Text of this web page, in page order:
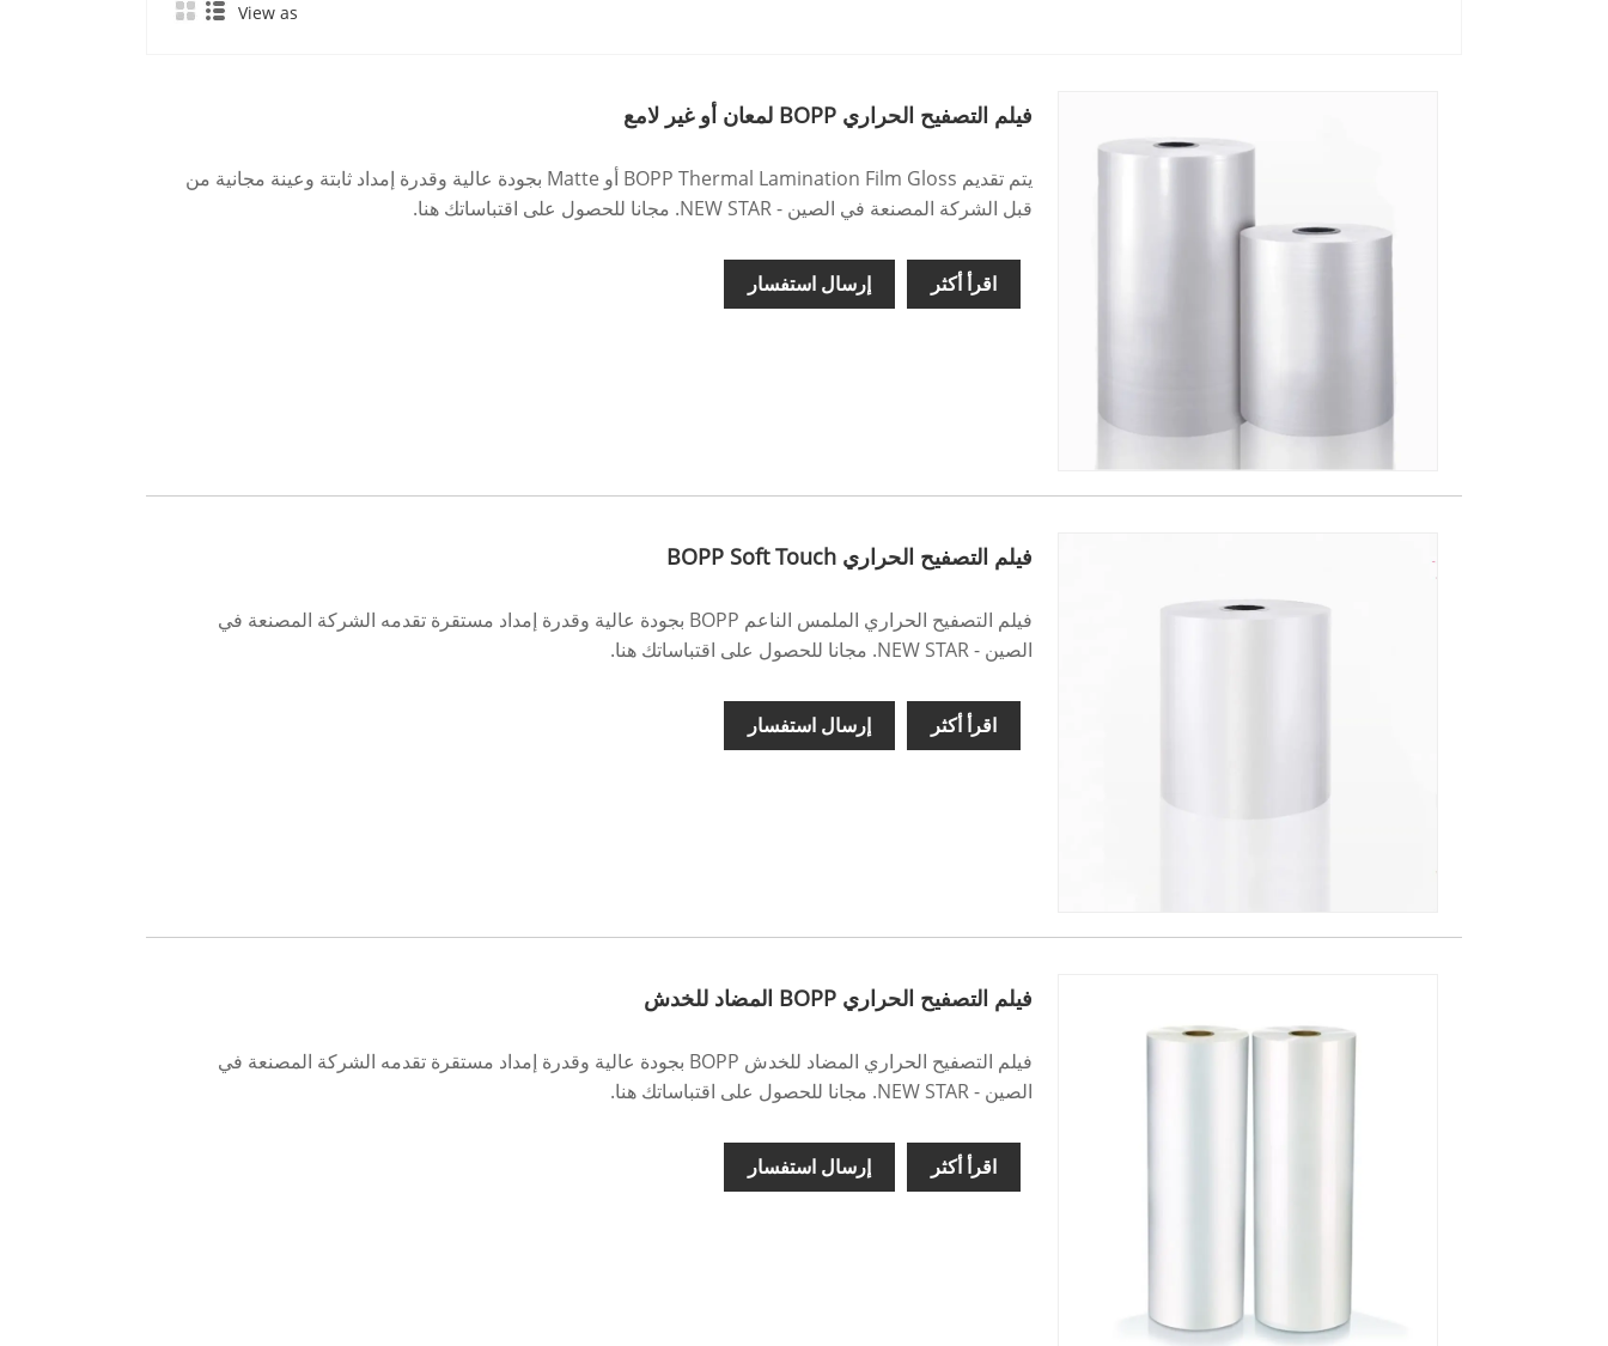
View as
فيلم التصفيح الحراري BOPP لمعان أو غير لامع
يتم تقديم BOPP Thermal Lamination Film Gloss أو Matte بجودة عالية وقدرة إمداد ثابتة وعينة مجانية من
قبل الشركة المصنعة في الصين - NEW STAR. مجانا للحصول على اقتباساتك هنا.
اقرأ أكثر إرسال استفسار
فيلم التصفيح الحراري BOPP Soft Touch
فيلم التصفيح الحراري الملمس الناعم BOPP بجودة عالية وقدرة إمداد مستقرة تقدمه الشركة المصنعة في
الصين - NEW STAR. مجانا للحصول على اقتباساتك هنا.
اقرأ أكثر إرسال استفسار
فيلم التصفيح الحراري BOPP المضاد للخدش
فيلم التصفيح الحراري المضاد للخدش BOPP بجودة عالية وقدرة إمداد مستقرة تقدمه الشركة المصنعة في
الصين - NEW STAR. مجانا للحصول على اقتباساتك هنا.
اقرأ أكثر إرسال استفسار